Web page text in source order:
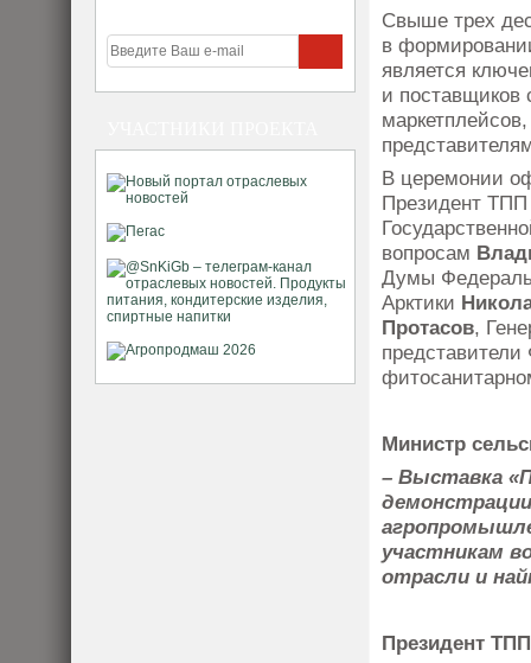
Свыше трех
в
является
и поставщиков
В церемонии
Президент
вопросам
Думы
Арктики
Протасов,
Министр
– Выставка
участникам
отрасли и
Президент